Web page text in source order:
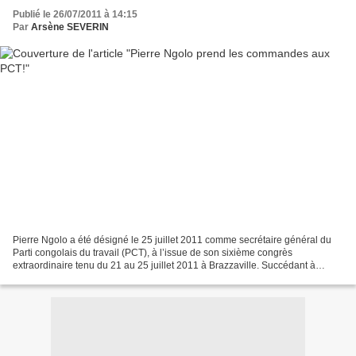
Publié le 26/07/2011 à 14:15
Par Arsène SEVERIN
Pierre Ngolo a été désigné le 25 juillet 2011 comme secrétaire général du
Parti congolais du travail (PCT), à l’issue de son sixième congrès
extraordinaire tenu du 21 au 25 juillet 2011 à Brazzaville. Succédant à